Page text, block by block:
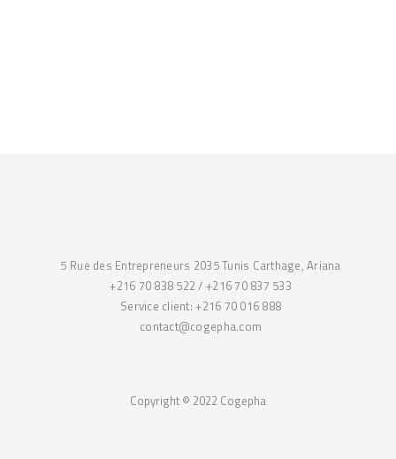
5 Rue des Entrepreneurs 2035 Tunis Carthage, Ariana
+216 70 838 522/+216 70 837 533
Service client: +216 70 016 888
contact@cogepha.com
Copyright © 2022 Cogepha